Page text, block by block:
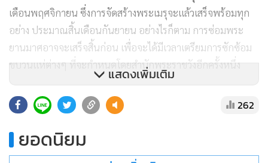
กก.ฝ่ายจัดสร้างพระเมรุฯ เห็นชอบรูป
แบบ - งบประมาณดำเนินการ
1,823
สมเด็จพระเทพฯ ทรงเลือกแบบพระ
ร่าง
หิมพานต์” 3 คู่ประดับพระเมรุพระพี่